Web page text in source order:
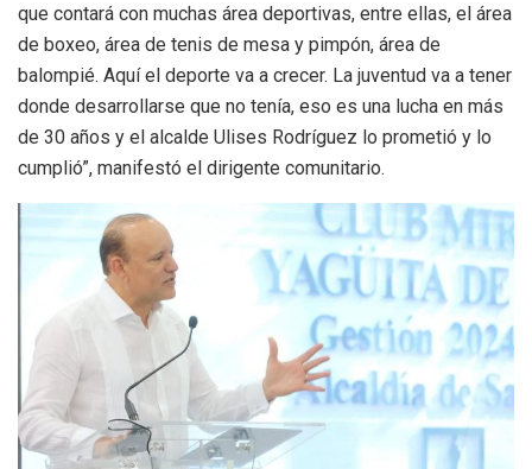
que contará con muchas área deportivas, entre ellas, el área
de boxeo, área de tenis de mesa y pimpón, área de
balompié. Aquí el deporte va a crecer. La juventud va a tener
donde desarrollarse que no tenía, eso es una lucha en más
de 30 años y el alcalde Ulises Rodríguez lo prometió y lo
cumplió”, manifestó el dirigente comunitario.